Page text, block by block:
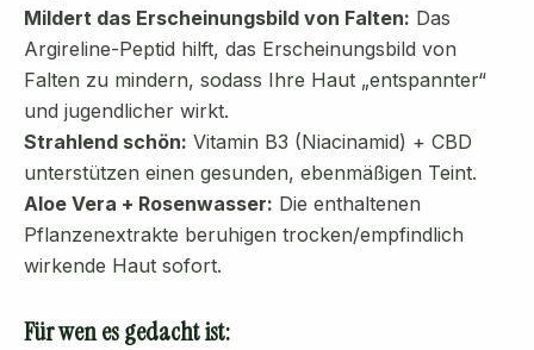
Mildert das Erscheinungsbild von Falten: Das
Argireline-Peptid hilft, das Erscheinungsbild von
Falten zu mindern, sodass Ihre Haut „entspannter“
und jugendlicher wirkt.
Strahlend schön: Vitamin B3 (Niacinamid) + CBD
unterstützen einen gesunden, ebenmäßigen Teint.
Aloe Vera + Rosenwasser: Die enthaltenen
Pflanzenextrakte beruhigen trocken/empfindlich
wirkende Haut sofort.
Für wen es gedacht ist: